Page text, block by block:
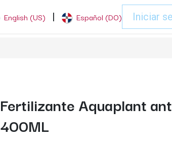
English (US) | Español (DO) Iniciar
Fertilizante Aquaplant
400ML